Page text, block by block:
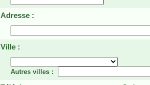
Adresse :
Ville :
Autres villes :